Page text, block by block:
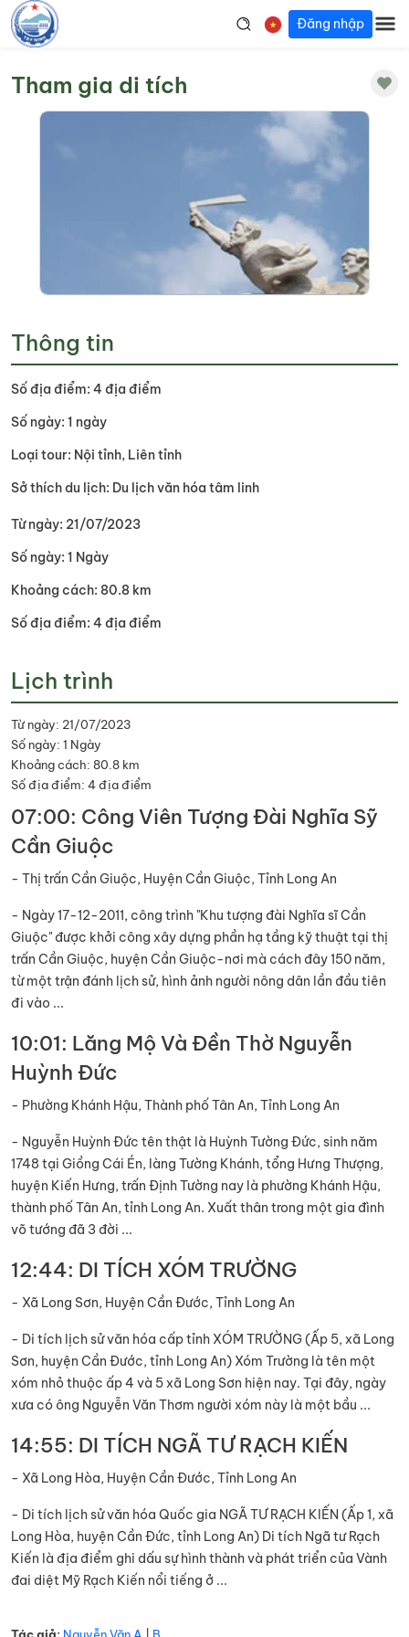
Đăng nhập
Tham gia di tích
Thông tin
Số địa điểm: 4 địa điểm
Số ngày: 1 ngày
Loại tour: Nội tỉnh, Liên tỉnh
Sở thích du lịch: Du lịch văn hóa tâm linh
Từ ngày: 21/07/2023
Số ngày: 1 Ngày
Khoảng cách: 80.8 km
Số địa điểm: 4 địa điểm
Lịch trình
Từ ngày: 21/07/2023
Số ngày: 1 Ngày
Khoảng cách: 80.8 km
Số địa điểm: 4 địa điểm
07:00: Công Viên Tượng Đài Nghĩa Sỹ
Cần Giuộc
- Thị trấn Cần Giuộc, Huyện Cần Giuộc, Tỉnh Long An
- Ngày 17-12-2011, công trình "Khu tượng đài Nghĩa sĩ Cần
Giuộc" được khởi công xây dựng phần hạ tầng kỹ thuật tại thị
trấn Cần Giuộc, huyện Cần Giuộc-nơi mà cách đây 150 năm,
từ một trận đánh lịch sử, hình ảnh người nông dân lần đầu tiên
đi vào ...
10:01: Lăng Mộ Và Đền Thờ Nguyễn
Huỳnh Đức
- Phường Khánh Hậu, Thành phố Tân An, Tỉnh Long An
- Nguyễn Huỳnh Đức tên thật là Huỳnh Tường Đức, sinh năm
1748 tại Giồng Cái Én, làng Tường Khánh, tổng Hưng Thượng,
huyện Kiến Hưng, trấn Định Tường nay là phường Khánh Hậu,
thành phố Tân An, tỉnh Long An. Xuất thân trong một gia đình
võ tướng đã 3 đời ...
12:44: DI TÍCH XÓM TRƯỜNG
- Xã Long Sơn, Huyện Cần Đước, Tỉnh Long An
- Di tích lịch sử văn hóa cấp tỉnh XÓM TRƯỜNG (Ấp 5, xã Long
Sơn, huyện Cần Đước, tỉnh Long An) Xóm Trường là tên một
xóm nhỏ thuộc ấp 4 và 5 xã Long Sơn hiện nay. Tại đây, ngày
xưa có ông Nguyễn Văn Thơm người xóm này là một bầu ...
14:55: DI TÍCH NGÃ TƯ RẠCH KIẾN
- Xã Long Hòa, Huyện Cần Đước, Tỉnh Long An
- Di tích lịch sử văn hóa Quốc gia NGÃ TƯ RẠCH KIẾN (Ấp 1, xã
Long Hòa, huyện Cần Đức, tỉnh Long An) Di tích Ngã tư Rạch
Kiến là địa điểm ghi dấu sự hình thành và phát triển của Vành
đai diệt Mỹ Rạch Kiến nổi tiếng ở ...